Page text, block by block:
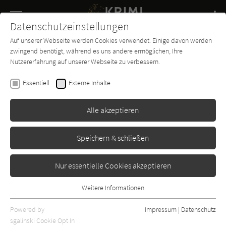
SUCHE
Buch-
Entdecker
Forum Charts
Horst Bosetzky
Witwenverbrennung
Erschienen: Januar 2015 Bibliogr. Angaben
Datenschutzeinstellungen
Auf unserer Webseite werden Cookies verwendet. Einige davon werden
zwingend benötigt, während es uns andere ermöglichen, Ihre
Nutzererfahrung auf unserer Webseite zu verbessern.
Essentiell Externe Inhalte
Alle akzeptieren
Speichern & schließen
Nur essentielle Cookies akzeptieren
Essentielle Cookies werden für grundlegende Funktionen der
Webseite benötigt. Dadurch ist gewährleistet, dass die Webseite
Weitere Informationen
Powered by
sgalinski Cookie Opt In
Impressum | Datenschutz